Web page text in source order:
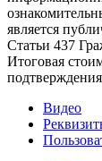
является
Статьи 437
Итоговая
подтверждения
Видео